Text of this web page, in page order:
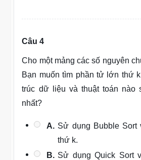
Câu 4
Cho một mảng các số nguyên
Bạn muốn tìm phần tử lớn thứ
trúc dữ liệu và thuật toán nào
nhất?
A. Sử dụng Bubble Sort
thứ k.
B. Sử dụng Quick Sort